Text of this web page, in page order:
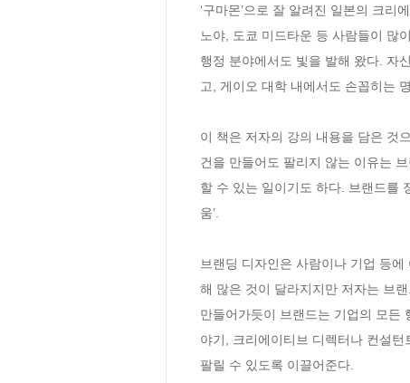
‘구마몬’으로 잘 알려진 일본의 크
노야, 도쿄 미드타운 등 사람들이 많
행정 분야에서도 빛을 발해 왔다. 자
고, 게이오 대학 내에서도 손꼽히는
이 책은 저자의 강의 내용을 담은 것
건을 만들어도 팔리지 않는 이유는
할 수 있는 일이기도 하다. 브랜드를
움’.
브랜딩 디자인은 사람이나 기업 등
해 많은 것이 달라지지만 저자는 브
만들어가듯이 브랜드는 기업의 모든
야기, 크리에이티브 디렉터나 컨설턴
팔릴 수 있도록 이끌어준다.